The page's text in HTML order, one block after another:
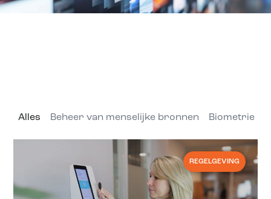
Beheer van menselijke bronnen Biometrie
Alles
REGELGEVING